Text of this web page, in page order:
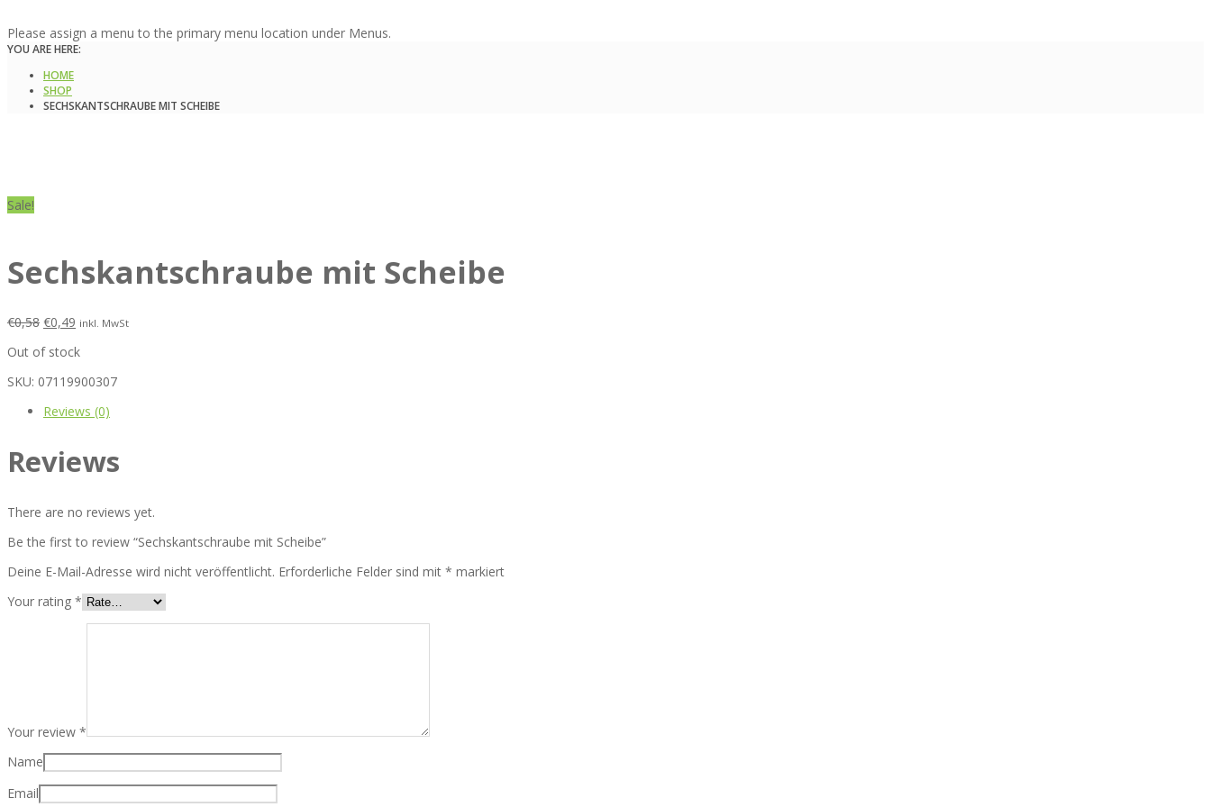
Please assign a menu to the primary menu location under Menus.
YOU ARE HERE:
HOME
SHOP
SECHSKANTSCHRAUBE MIT SCHEIBE
Sale!
Sechskantschraube mit Scheibe
€0,58 €0,49 inkl. MwSt
Out of stock
SKU: 07119900307
Reviews (0)
Reviews
There are no reviews yet.
Be the first to review “Sechskantschraube mit Scheibe”
Deine E-Mail-Adresse wird nicht veröffentlicht. Erforderliche Felder sind mit * markiert
Your rating *
Your review *
Name
Email